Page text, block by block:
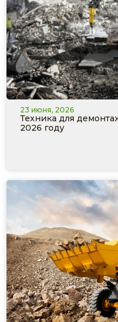
23 июня, 2026
Техника для
2026 году